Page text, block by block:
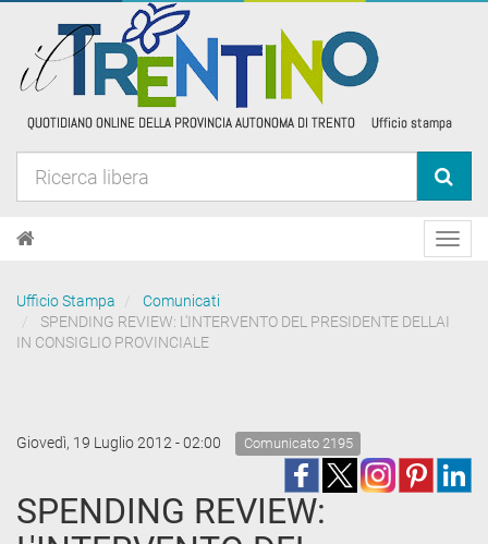
Ufficio Stampa
Comunicati
SPENDING REVIEW: L'INTERVENTO DEL PRESIDENTE DELLAI
IN CONSIGLIO PROVINCIALE
Giovedì, 19 Luglio 2012 - 02:00 Comunicato 2195
SPENDING REVIEW: